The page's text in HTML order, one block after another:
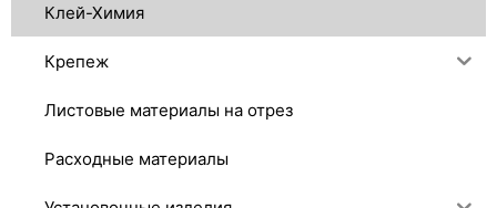
Клей-Химия
Крепеж
Листовые материалы на отрез
Расходные материалы